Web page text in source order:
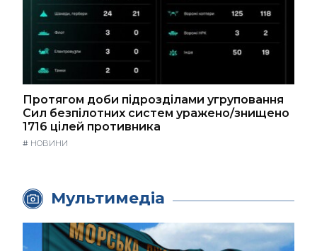
Протягом доби підрозділами угруповання
Сил безпілотних систем уражено/знищено
1716 цілей противника
# НОВИНИ
Мультимедіа